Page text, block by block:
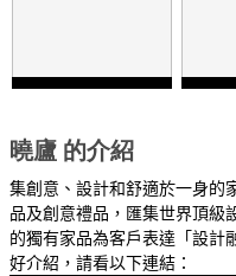
曉廬 的介紹
集創意、設計和舒適於一身的
品及創意禮品，匯集世界頂級
的獨有家品為客戶表達「設計
好介紹，請看以下連結：